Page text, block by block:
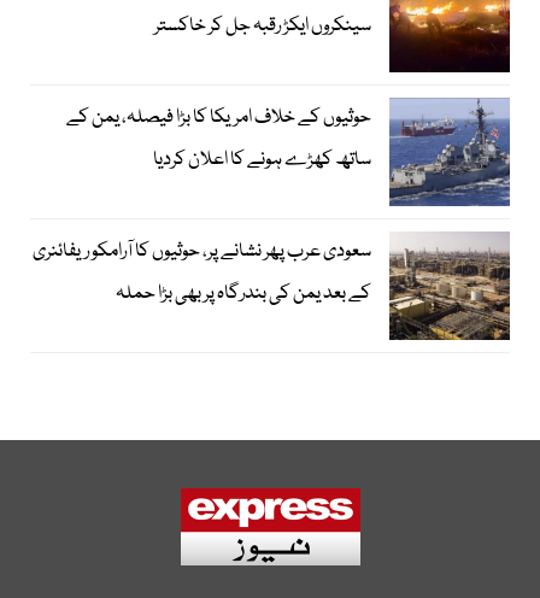
سینکروں ایکڑ رقبہ جل کر خاکستر
حوثیوں کے خلاف امریکا کا بڑا فیصلہ، یمن کے
ساتھ کھڑے ہونے کا اعلان کردیا
سعودی عرب پھر نشانے پر، حوثیوں کا آرامکو ریفائنری
کے بعد یمن کی بندرگاہ پر بھی بڑا حملہ